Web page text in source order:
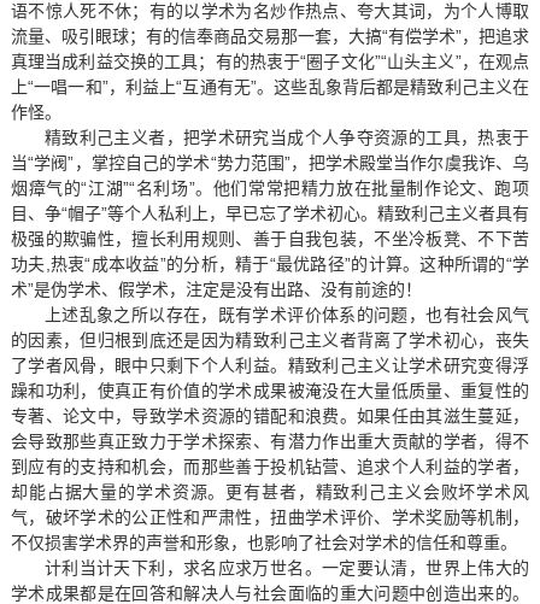
语不惊人死不休；有的以学术为名炒作热点、夸大其词，为个人博取
流量、吸引眼球；有的信奉商品交易那一套，大搞“有偿学术”，把追求
真理当成利益交换的工具；有的热衷于“圈子文化”“山头主义”，在观点
上“一唱一和”，利益上“互通有无”。这些乱象背后都是精致利己主义在
作怪。
精致利己主义者，把学术研究当成个人争夺资源的工具，热衷于
当“学阀”，掌控自己的学术“势力范围”，把学术殿堂当作尔虞我诈、乌
烟瘴气的“江湖”“名利场”。他们常常把精力放在批量制作论文、跑项
目、争“帽子”等个人私利上，早已忘了学术初心。精致利己主义者具有
极强的欺骗性，擅长利用规则、善于自我包装，不坐冷板凳、不下苦
功夫,热衷“成本收益”的分析，精于“最优路径”的计算。这种所谓的“学
术”是伪学术、假学术，注定是没有出路、没有前途的！
上述乱象之所以存在，既有学术评价体系的问题，也有社会风气
的因素，但归根到底还是因为精致利己主义者背离了学术初心，丧失
了学者风骨，眼中只剩下个人利益。精致利己主义让学术研究变得浮
躁和功利，使真正有价值的学术成果被淹没在大量低质量、重复性的
专著、论文中，导致学术资源的错配和浪费。如果任由其滋生蔓延，
会导致那些真正致力于学术探索、有潜力作出重大贡献的学者，得不
到应有的支持和机会，而那些善于投机钻营、追求个人利益的学者，
却能占据大量的学术资源。更有甚者，精致利己主义会败坏学术风
气，破坏学术的公正性和严肃性，扭曲学术评价、学术奖励等机制，
不仅损害学术界的声誉和形象，也影响了社会对学术的信任和尊重。
计利当计天下利，求名应求万世名。一定要认清，世界上伟大的
学术成果都是在回答和解决人与社会面临的重大问题中创造出来的。